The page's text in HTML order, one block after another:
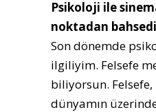
Psikoloji ile
noktadan
Son dönemde
ilgiliyim. Felsefe
biliyorsun.
dünyamın